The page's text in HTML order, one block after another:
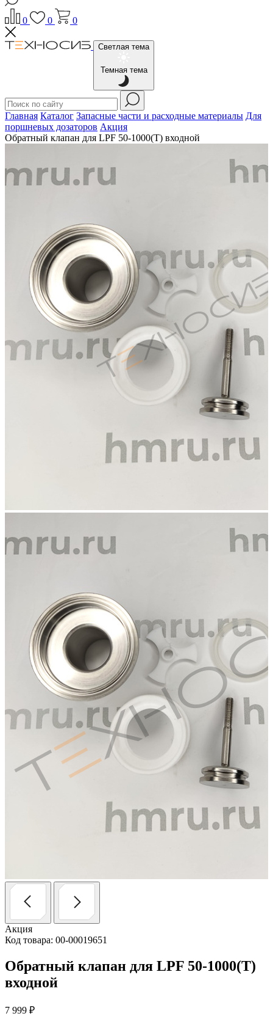
0 0 0
Светлая тема
Темная тема
Главная Каталог Запасные части и расходные материалы Для
поршневых дозаторов Акция
Обратный клапан для LPF 50-1000(T) входной
Акция
Код товара: 00-00019651
Обратный клапан для LPF 50-1000(T)
входной
7 999 ₽